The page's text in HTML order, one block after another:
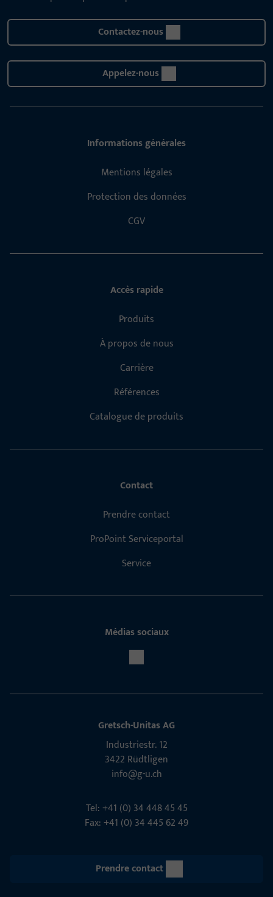
Contactez-nous
Appelez-nous
Informations générales
Mentions légales
Protection des données
CGV
Accès rapide
Produits
À propos de nous
Carrière
Références
Catalogue de produits
Contact
Prendre contact
ProPoint Serviceportal
Service
Médias sociaux
Gretsch-Unitas AG
Indu­s­triestr. 12
3422 Rüdt­ligen
info@g-u.ch
Tel: +41 (0) 34 448 45 45
Fax: +41 (0) 34 445 62 49
Prendre contact